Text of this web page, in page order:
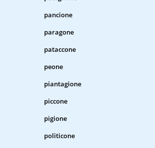
pancione
paragone
pataccone
peone
piantagione
piccone
pigione
politicone